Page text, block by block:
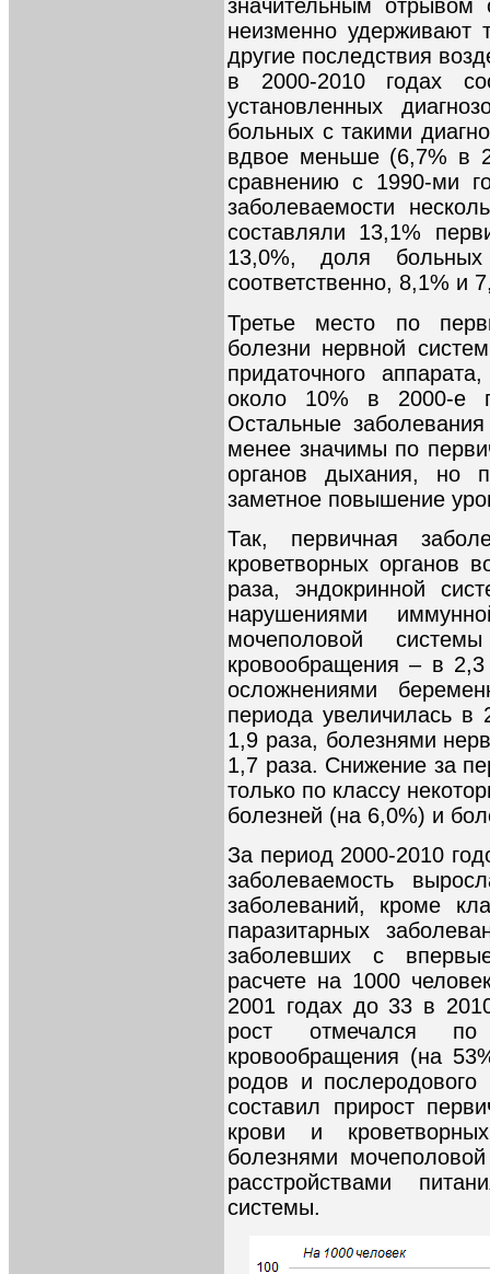
значительным
неизменно удерживают
другие последствия
в 2000-2010 годах
установленных
больных с такими
вдвое меньше (6,7% в
сравнению с 1990-ми
заболеваемости
составляли 13,1%
13,0%, доля
соответственно, 8,1% и
Третье место по
болезни нервной
придаточного
около 10% в 2000-е
Остальные
менее значимы по
органов дыхания, но
заметное повышение
Так, первичная
кроветворных органов
раза, эндокринной
нарушениями
мочеполовой
кровообращения – в
осложнениями
периода увеличилась в
1,9 раза, болезнями
1,7 раза. Снижение за
только по классу
болезней (на 6,0%) и
За период 2000-2010
заболеваемость
заболеваний, кроме
паразитарных
заболевших с
расчете на 1000
2001 годах до 33 в
рост отмечался
кровообращения (на
родов и
составил прирост
крови и
болезнями
расстройствами
системы.